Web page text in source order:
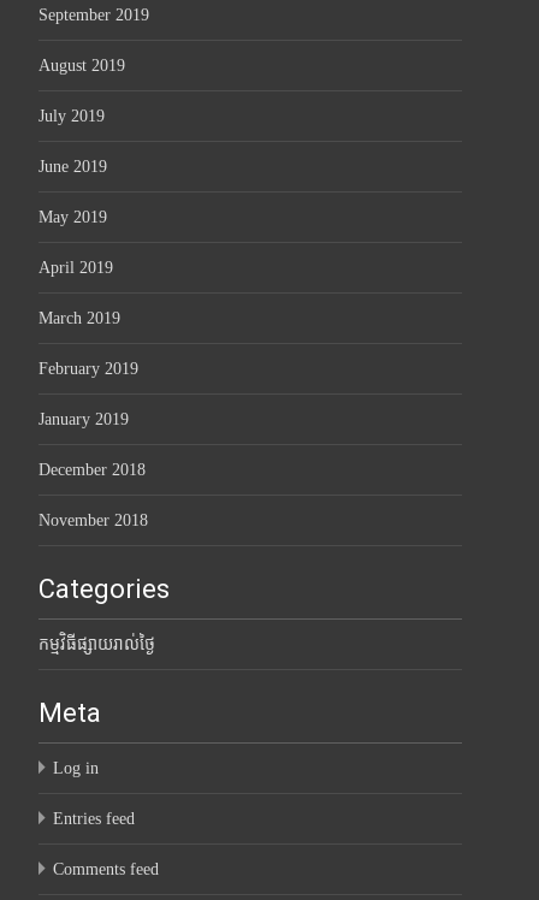
September 2019
August 2019
July 2019
June 2019
May 2019
April 2019
March 2019
February 2019
January 2019
December 2018
November 2018
Categories
កម្មវិធីផ្សាយរាល់ថ្ងៃ
Meta
Log in
Entries feed
Comments feed